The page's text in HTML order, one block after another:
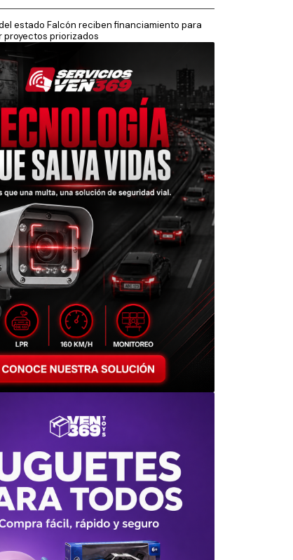
estado Falcón reciben financiamiento para
proyectos priorizados